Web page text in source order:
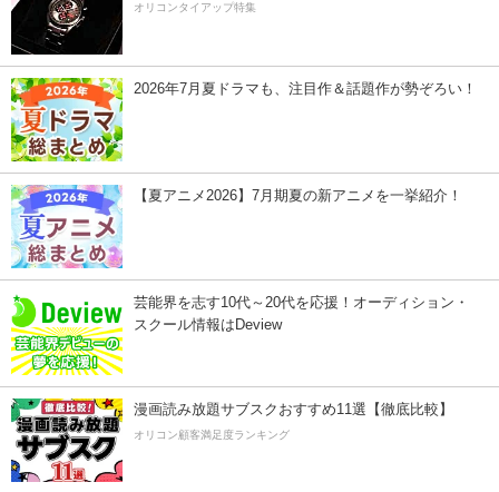
オリコンタイアップ特集
2026年7月夏ドラマも、注目作＆話題作が勢ぞろい！
【夏アニメ2026】7月期夏の新アニメを一挙紹介！
芸能界を志す10代～20代を応援！オーディション・
スクール情報はDeview
漫画読み放題サブスクおすすめ11選【徹底比較】
オリコン顧客満足度ランキング